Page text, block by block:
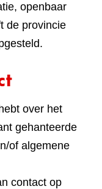
openbaar
de provincie
over het
gehanteerde
of algemene
contact op